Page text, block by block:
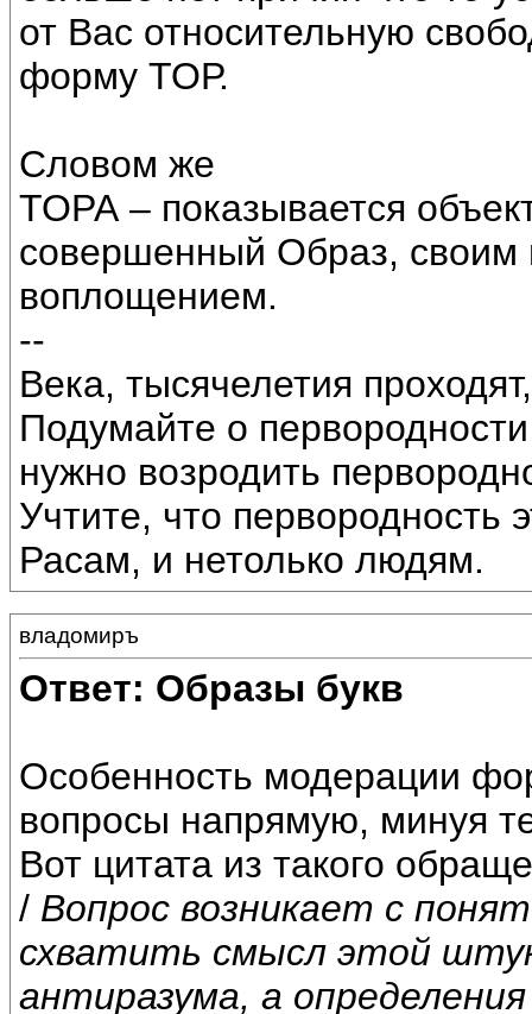
от Вас относительную
форму ТОР.
Словом же
ТОРА – показывается
совершенный Образ,
воплощением.
--
Века, тысячелетия
Подумайте о
нужно возродить
Учтите, что
Расам, и нетолько людям.
владомиръ
Ответ: Образы букв
Особенность модерации
вопросы напрямую, минуя
Вот цитата из такого
/ Вопрос возникает с
схватить смысл этой
антиразума, а